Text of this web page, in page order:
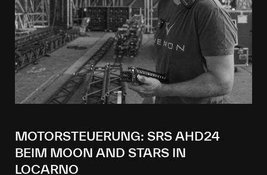
MOTORSTEUERUNG: SRS AHD24
BEIM MOON AND STARS IN
LOCARNO